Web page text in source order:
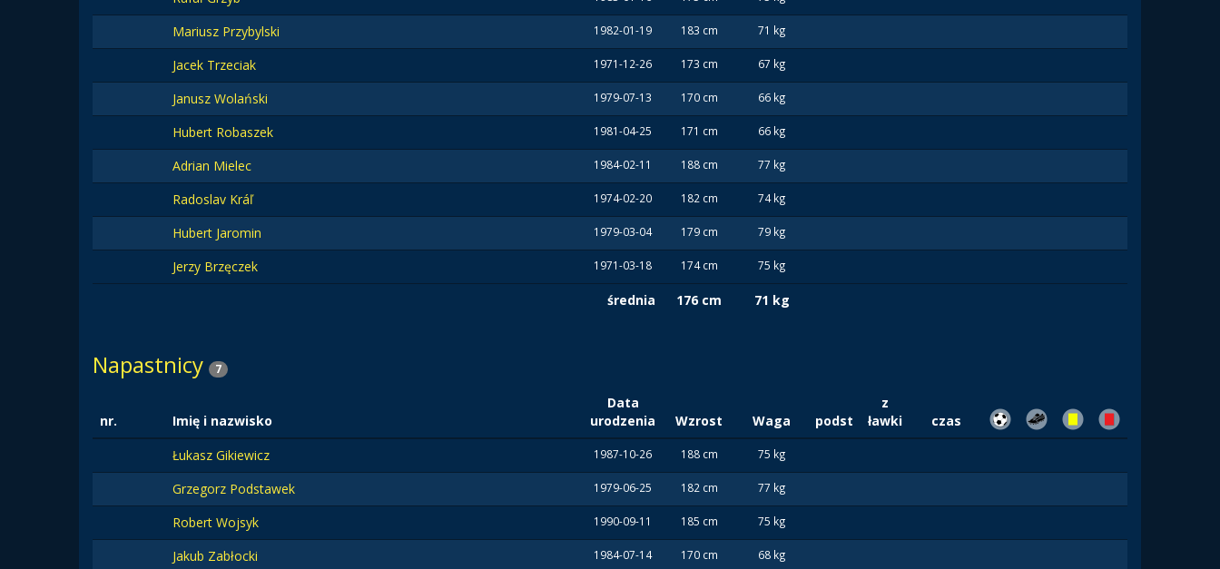
Mariusz Przybylski 1982-01-19 183 cm 71 kg
Jacek Trzeciak 1971-12-26 173 cm 67 kg
Janusz Wolański 1979-07-13 170 cm 66 kg
Hubert Robaszek 1981-04-25 171 cm 66 kg
Adrian Mielec 1984-02-11 188 cm 77 kg
Radoslav Kráľ 1974-02-20 182 cm 74 kg
Hubert Jaromin 1979-03-04 179 cm 79 kg
Jerzy Brzęczek 1971-03-18 174 cm 75 kg
średnia 176 cm 71 kg
Napastnicy 7
nr. Imię i nazwisko
Data
urodzenia
Wzrost Waga podst
z
ławki
czas
Łukasz Gikiewicz
1987-10-26 188 cm 75 kg
Grzegorz Podstawek 1979-06-25 182 cm 77 kg
Robert Wojsyk 1990-09-11 185 cm 75 kg
Jakub Zabłocki 1984-07-14 170 cm 68 kg